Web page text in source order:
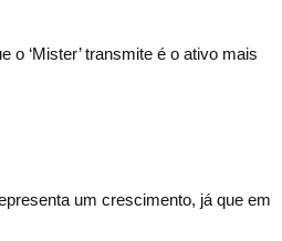
‘Mister’ transmite é o ativo mais
um crescimento, já que em